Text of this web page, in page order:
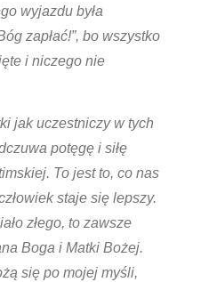
wyjazdu była
zapłać!”, bo wszystko
i niczego nie
jak uczestniczy w tych
potęgę i siłę
To jest to, co nas
staje się lepszy.
złego, to zawsze
Boga i Matki Bożej.
się po mojej myśli,